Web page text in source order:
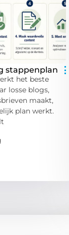
stappenplan
het beste
losse blogs,
maakt,
plan werkt.